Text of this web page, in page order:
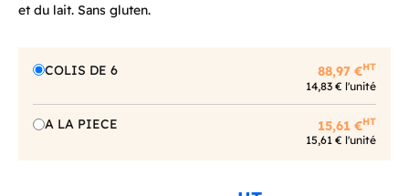
et du lait. Sans gluten.
COLIS DE 6 88,97 €HT
14,83 € l'unité
A LA PIECE 15,61 €HT
15,61 € l'unité